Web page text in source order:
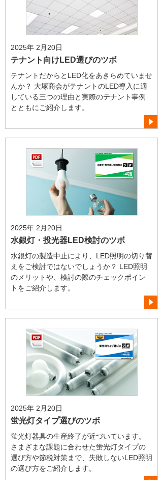
2025年 2月20日
テナント向けLED選びのツボ
テナントだからとLED化をあきらめていませ
んか？ 大塚商会がテナントのLED導入に適
している三つの理由と実際のテナント事例
とともにご紹介します。
2025年 2月20日
水銀灯・投光器LED検討のツボ
水銀灯の製造中止により、LED照明の切り替
えをご検討ではないでしょうか？ LED照明
のメリットや、検討の際のチェックポイン
トをご紹介します。
2025年 2月20日
蛍光灯タイプ選びのツボ
蛍光灯器具の生産終了が近づいています。
さまざまな課題に合わせた蛍光灯タイプの
選び方や節税対策まで、失敗しないLED照明
の選び方をご紹介します。